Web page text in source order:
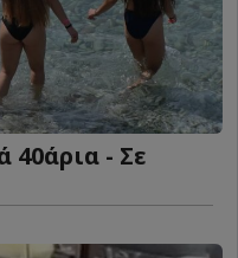
40άρια - Σε